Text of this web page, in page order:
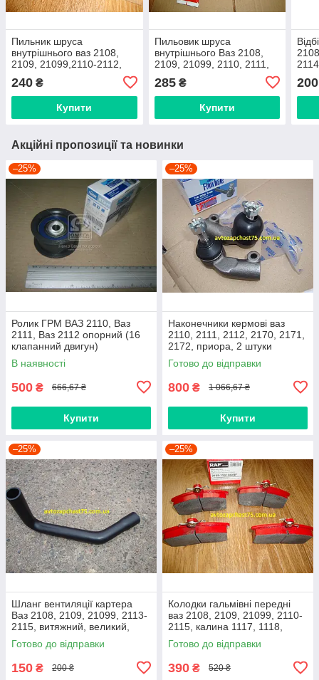
Пильник шруса
внутрішнього ваз 2108,
2109, 21099,2110-2112,
Іспанія)
240 ₴
Купити
Пильовик шруса
внутрішнього Ваз 2108,
2109, 21099, 2110, 2111,
приора 2170, 2171, 2172,
калина 1117-1119
285₴
Купити
200
Акційні пропозиції та новинки
–25%
Ролик ГРМ ВАЗ 2110, Ваз
2111, Ваз 2112 опорний (16
клапанний двигун)
В наявності
500 ₴ 666,67 ₴
Купити
–25%
Наконечники кермові ваз
2110, 2111, 2112, 2170, 2171,
2172, приора, 2 штуки
(виробник Finwhale,
Німеччина)
Готово до відправки
800 ₴ 1 066,67 ₴
Купити
–25%
Шланг вентиляції картера
Ваз 2108, 2109, 21099, 2113-
2115, витяжний, великий,
нижній
Готово до відправки
150 ₴ 200 ₴
–25%
Колодки гальмівні передні
ваз 2108, 2109, 21099, 2110-
2115, калина 1117, 1118,
1119, приора 2170 (Raf,
Латвія)
Готово до відправки
390 ₴ 520 ₴